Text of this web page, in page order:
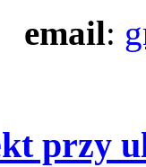
email: